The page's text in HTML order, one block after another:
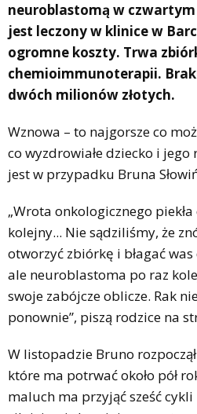
neuroblastomą w czwartym
jest leczony w klinice w
ogromne koszty. Trwa
chemioimmunoterapii.
dwóch milionów złotych.
Wznowa – to najgorsze co
co wyzdrowiałe dziecko i jego
jest w przypadku Bruna
„Wrota onkologicznego
kolejny... Nie sądziliśmy, że
otworzyć zbiórkę i błagać
ale neuroblastoma po raz
swoje zabójcze oblicze. Rak
ponownie”, piszą rodzice na
W listopadzie Bruno
które ma potrwać około pół
maluch ma przyjąć sześć